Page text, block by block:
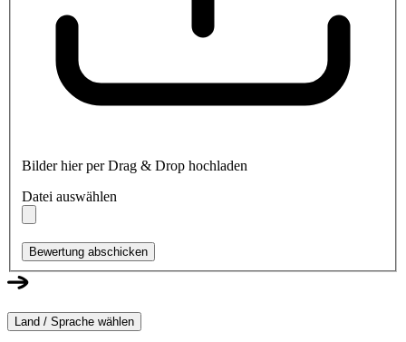
Bilder hier per Drag & Drop hochladen
Datei auswählen
Bewertung abschicken
Land / Sprache wählen